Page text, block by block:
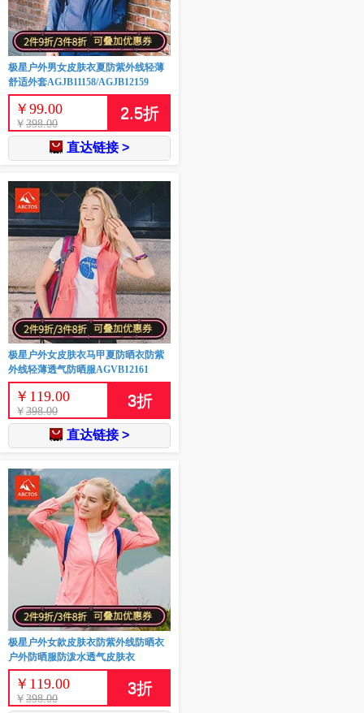
极星户外男女皮肤衣夏防紫外线轻薄
舒适外套AGJB11158/AGJB12159
￥ 99.00
￥ 398.00
2.5折
直达链接 >
极星户外女皮肤衣马甲夏防晒衣防紫
外线轻薄透气防晒服AGVB12161
￥ 119.00
￥ 398.00
3折
直达链接 >
极星户外女款皮肤衣防紫外线防晒衣
户外防晒服防泼水透气皮肤衣
￥ 119.00
￥ 398.00
3折